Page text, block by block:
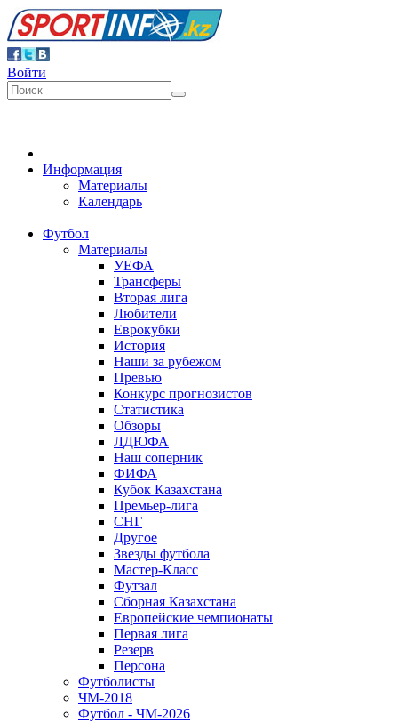
Войти
Информация
Материалы
Календарь
Футбол
Материалы
УЕФА
Трансферы
Вторая лига
Любители
Еврокубки
История
Наши за рубежом
Превью
Конкурс прогнозистов
Статистика
Обзоры
ЛДЮФА
Наш соперник
ФИФА
Кубок Казахстана
Премьер-лига
СНГ
Другое
Звезды футбола
Мастер-Класс
Футзал
Сборная Казахстана
Европейские чемпионаты
Первая лига
Резерв
Персона
Футболисты
ЧМ-2018
Футбол - ЧМ-2026